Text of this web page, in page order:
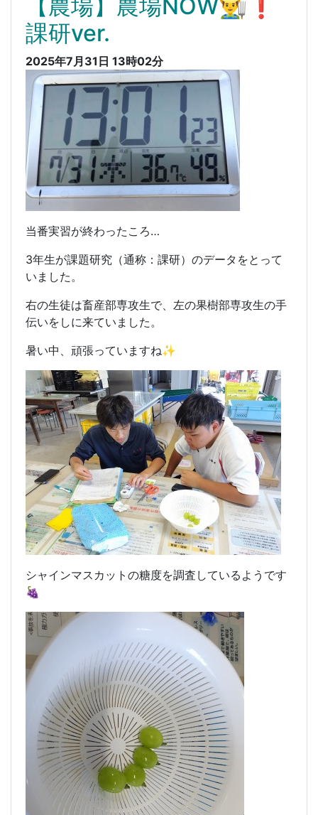
【農場】農場NOW👨‍🌾❗️
課研ver.
2025年7月31日 13時02分
当番実習が終わったころ…
3年生が課題研究（通称：課研）のデータをとって
いました。
右の生徒は畜産部専攻生で、左の果樹部専攻生の手
伝いをしに来ていました。
暑い中、頑張っていますね✨
シャインマスカットの糖度を調査しているようです
🍇